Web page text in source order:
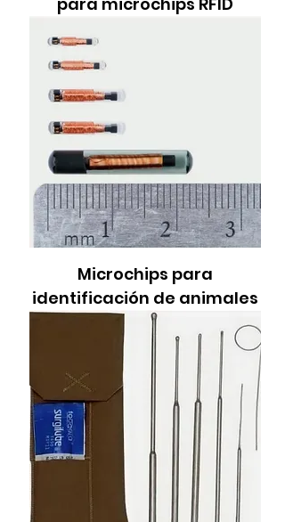
Microchips para
identificación de animales